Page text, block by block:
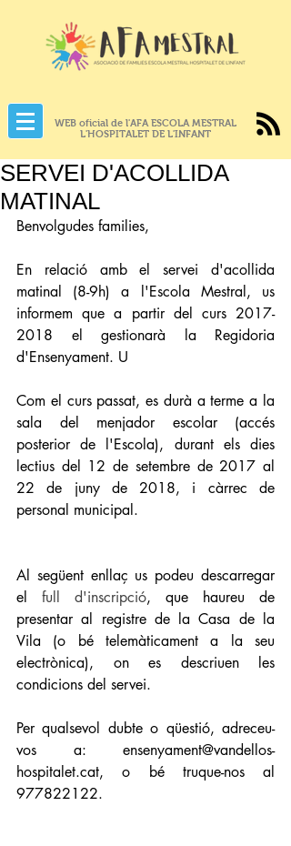
WEB oficial de l'AFA ESCOLA MESTRAL
L'HOSPITALET DE L'INFANT
SERVEI D'ACOLLIDA
MATINAL
Benvolgudes families,
En relació amb el servei d'acollida
matinal (8-9h) a l'Escola Mestral, us
informem que a partir del curs 2017-
2018 el gestionarà la Regidoria
d'Ensenyament. U
Com el curs passat, es durà a terme a la
sala del menjador escolar (accés
posterior de l'Escola), durant els dies
lectius del 12 de setembre de 2017 al
22 de juny de 2018, i càrrec de
personal municipal.
Al següent enllaç us podeu descarregar
el full d'inscripció, que haureu de
presentar al registre de la Casa de la
Vila (o bé telemàticament a la seu
electrònica), on es descriuen les
condicions del servei.
Per qualsevol dubte o qüestió, adreceu-
vos a: ensenyament@vandellos-
hospitalet.cat, o bé truque-nos al
977822122.